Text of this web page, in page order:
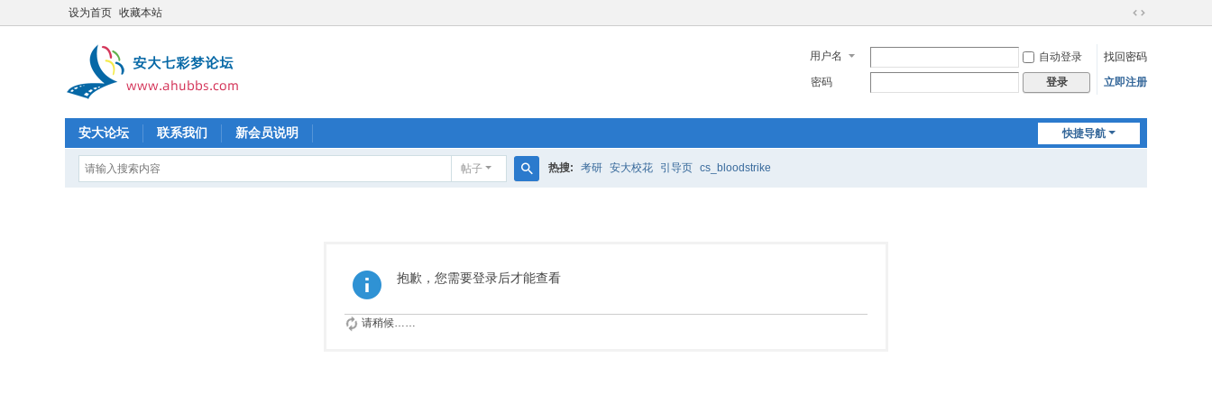
设为首页 收藏本站
切
到
宽
用户名 自动登录
找回密码
密码
登录 立即注册
快捷导航
安大论坛 联系我们 新会员说明
帖子 热搜: 考研 安大校花 引导页 cs_bloodstrike
抱歉，您需要登录后才能查看
请稍候……